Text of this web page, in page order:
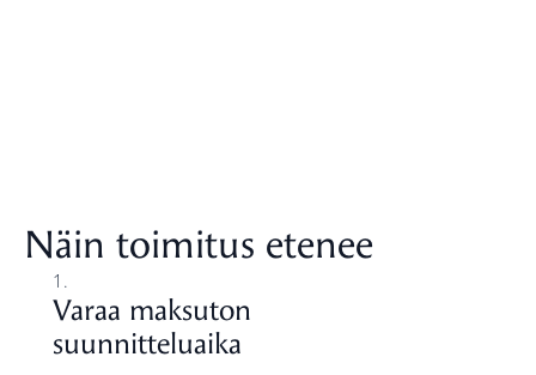
Näin toimitus etenee
1.
Varaa maksuton
suunnitteluaika